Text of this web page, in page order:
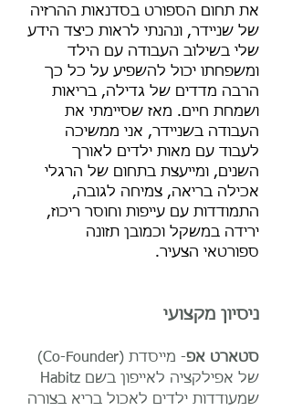
את תחום הספורט בסדנאות ההרזיה
של שניידר, ונהנתי לראות כיצד הידע
שלי בשילוב העבודה עם הילד
ומשפחתו יכול להשפיע על כל כך
הרבה מדדים של גדילה, בריאות
ושמחת חיים. מאז שסיימתי את
העבודה בשניידר, אני ממשיכה
לעבוד עם מאות ילדים לאורך
השנים, ומייעצת בתחום של הרגלי
אכילה בריאה, צמיחה לגובה,
התמודדות עם עייפות וחוסר ריכוז,
ירידה במשקל וכמובן תזונה
ספורטאי הצעיר.
ניסיון מקצועי
סטארט אפ
- מייסדת (Co-Founder)
של אפילקציה לאייפון
בשם Habitz
שמעודדות ילדים לאכול בריא בצורה